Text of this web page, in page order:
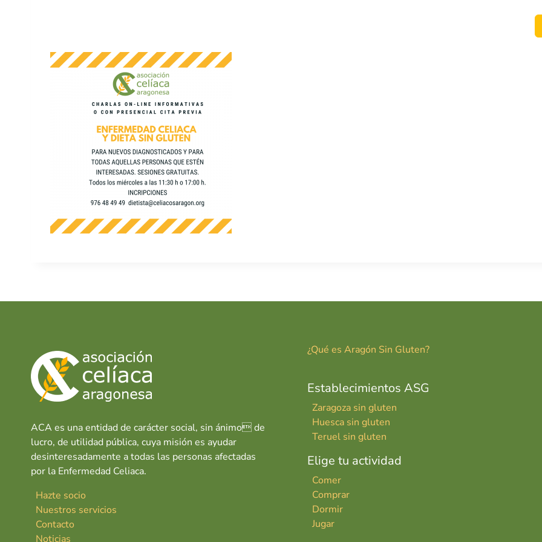
ACA es una entidad de carácter social, sin ánimo de
lucro, de utilidad pública, cuya misión es ayudar
desinteresadamente a todas las personas afectadas
por la Enfermedad Celiaca.
Hazte socio
Nuestros servicios
Contacto
Noticias
¿Qué es Aragón Sin Gluten?
Establecimientos ASG
Zaragoza sin gluten
Huesca sin gluten
Teruel sin gluten
Elige tu actividad
Comer
Comprar
Dormir
Jugar